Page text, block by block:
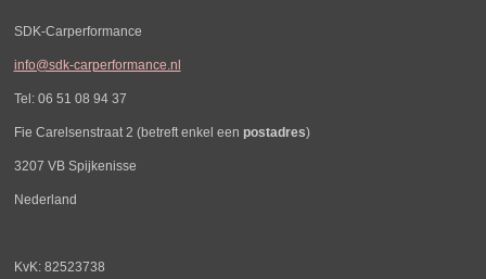
SDK-Carperformance
info@sdk-carperformance.nl
Tel: 06 51 08 94 37
Fie Carelsenstraat 2 (betreft enkel een postadres)
3207 VB Spijkenisse
Nederland
KvK: 82523738